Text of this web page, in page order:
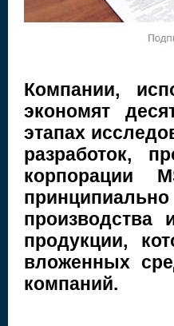
Компании,
экономят
этапах
разработок,
корпорации
производства
продукции,
вложенных
компаний.